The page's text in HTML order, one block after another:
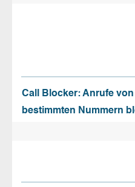
Call Blocker: Anrufe
bestimmten Nummern